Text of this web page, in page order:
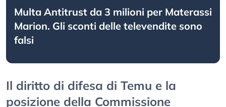
Multa Antitrust da 3 milioni per Materassi
Marion. Gli sconti delle televendite sono
falsi
Il diritto di difesa di Temu e la
posizione della Commissione